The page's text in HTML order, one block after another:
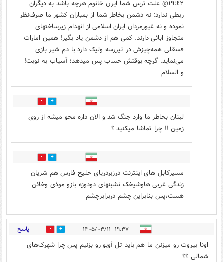
١٩:٤٢@ علّت ترس شما ایران خانوم هرچه باشد به دیگران
ربطی ندارد: نه دشمن بخاطر شما از بمباران کشور ما صرف‌نظر
نموده و نه غیورمردان ایران اسلامی از انهدام زیرساختهای
متجاوز ابائی دارند. کمی هم از دشمن یاد بگیر! همین امارات
فسقلی همه‌چیزش در تیررسه ولیک دارد با دم شیر بازی
می‌نماید. گرچه بوقتش حساب پس میدهد؛ آسیاب به نوبت!
و السلام
1
لبنان بخاطر ما وارد جنگ شد و الان داره محو میشه از روی
زمین !! چرا تماشا میکنید ؟
1
مسیرکابل های اینترنت درزیردریای خلیج فارس هم شریان
زندگی غربی هاوشیخک نشینهای دودوزه بازو موذی وخائن
هست،پس بنابراین چشم دربرابرچشم
۱۹:۳۷ - ۱۴۰۵/۰۳/۱۱ 15 پاسخ
اونا بیروت رو میزنن ما هم باید تل آویو رو بزنیم پس چرا شهرک‌های
شمالی ؟؟